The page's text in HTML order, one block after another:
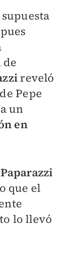
reveló
Pepe
un
en
que el
lo llevó